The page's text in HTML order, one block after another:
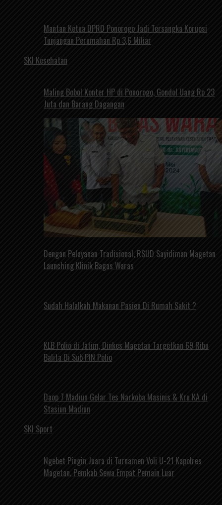
Mantan Ketua DPRD Ponorogo Jadi Tersangka Korupsi
Tunjangan Perumahan Rp 3,6 Miliar
SKI Kesehatan
Maling Bobol Konter HP di Ponorogo, Gondol Uang Rp 23
Juta dan Barang Dagangan
Dengan Pelayanan Tradisional, RSUD Sayidiman Magetan
Launching Klinik Bagas Waras
Sudah Halalkah Makanan Pasien Di Rumah Sakit ?
KLB Polio di Jatim, Dinkes Magetan Targetkan 69 Ribu
Balita Di Sub PIN Polio
Daop 7 Madiun Gelar Tes Narkoba Masinis & Kru KA di
Stasiun Madiun
SKI Sport
Ngebet Pingin Juara di Turnamen Voli U-21 Kapolres
Magetan, Pemkab Sewa Empat Pemain Luar